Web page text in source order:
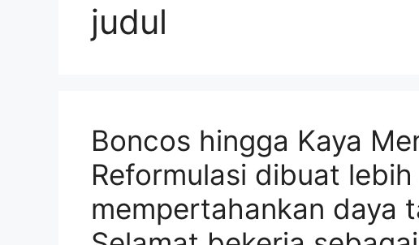
judul
Boncos hingga Kaya
Reformulasi dibuat
mempertahankan daya